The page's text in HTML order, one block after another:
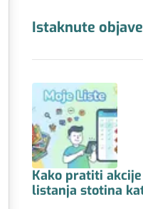
Istaknute objave
Kako pratiti
listanja stotina